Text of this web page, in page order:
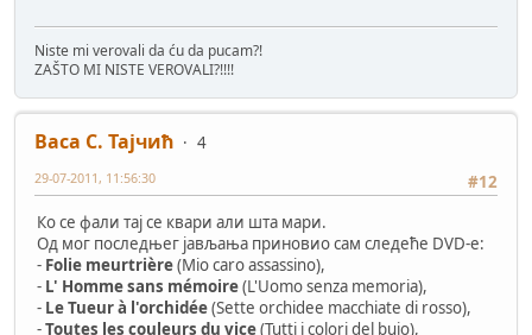
Niste mi verovali da ću da pucam?!
ZAŠTO MI NISTE VEROVALI?!!!!
Васа С. Тајчић
4
#12
29-07-2011, 11:56:30
Ко се фали тај се квари али шта мари.
Од мог последњег јављања приновио сам следеће DVD-e:
- Folie meurtrière(Mio caro assassino),
- L' Homme sans mémoire(L'Uomo senza memoria),
- Le Tueur à l'orchidée(Sette orchidee macchiate di rosso),
-Toutes les couleurs du vice(Tutti i colori del buio),